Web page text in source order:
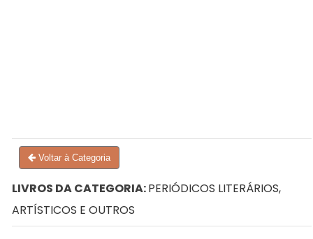
Voltar à Categoria
LIVROS DA CATEGORIA:PERIÓDICOS LITERÁRIOS,
ARTÍSTICOS E OUTROS